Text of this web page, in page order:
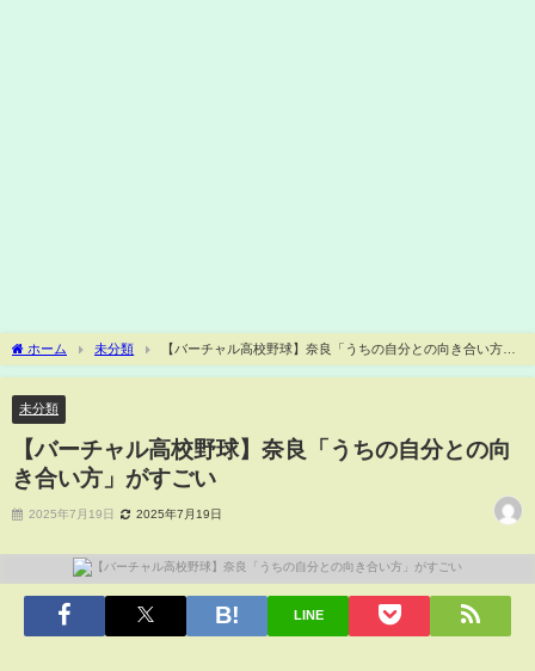
ホーム 未分類
【バーチャル高校野球】奈良「うちの自分との向き合い方」
がすごい
未分類
【バーチャル高校野球】奈良「うちの自分との向
き合い方」がすごい
2025年7月19日 2025年7月19日
LINE